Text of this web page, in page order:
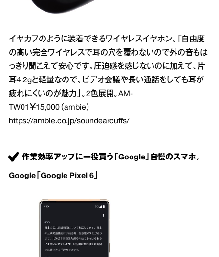
イヤカフのように装着できるワイヤレスイヤホン。「自由度
の高い完全ワイヤレスで耳の穴を覆わないので外の音もは
っきり聞こえて安心です。圧迫感を感じないのに加えて、片
耳4.2gと軽量なので、ビデオ会議や長い通話をしても耳が
疲れにくいのが魅力」。2色展開。AM‐
TW01￥15,000（ambie）
https://ambie.co.jp/soundearcuffs/
作業効率アップに一役買う「Google」自慢のスマホ。
Google「Google Pixel 6」